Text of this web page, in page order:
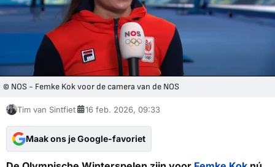
© NOS - Femke Kok voor de camera van de NOS
Tim van Sintfiet 16 feb. 2026, 09:33
Maak ons je Google-favoriet